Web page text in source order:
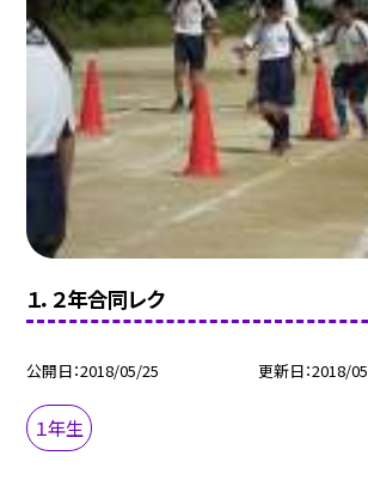
１．２年合同レク
公開日 2018/05/25 更新日 2018/
１年生